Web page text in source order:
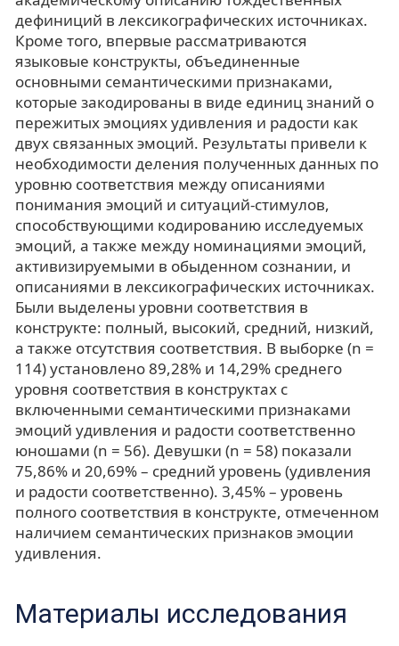
дефиниций в лексикографических источниках.
Кроме того, впервые рассматриваются
языковые конструкты, объединенные
основными семантическими признаками,
которые закодированы в виде единиц знаний о
пережитых эмоциях удивления и радости как
двух связанных эмоций. Результаты привели к
необходимости деления полученных данных по
уровню соответствия между описаниями
понимания эмоций и ситуаций-стимулов,
способствующими кодированию исследуемых
эмоций, а также между номинациями эмоций,
активизируемыми в обыденном сознании, и
описаниями в лексикографических источниках.
Были выделены уровни соответствия в
конструкте: полный, высокий, средний, низкий,
а также отсутствия соответствия. В выборке (n =
114) установлено 89,28% и 14,29% среднего
уровня соответствия в конструктах с
включенными семантическими признаками
эмоций удивления и радости соответственно
юношами (n = 56). Девушки (n = 58) показали
75,86% и 20,69% – средний уровень (удивления
и радости соответственно). 3,45% – уровень
полного соответствия в конструкте, отмеченном
наличием семантических признаков эмоции
удивления.
Материалы исследования